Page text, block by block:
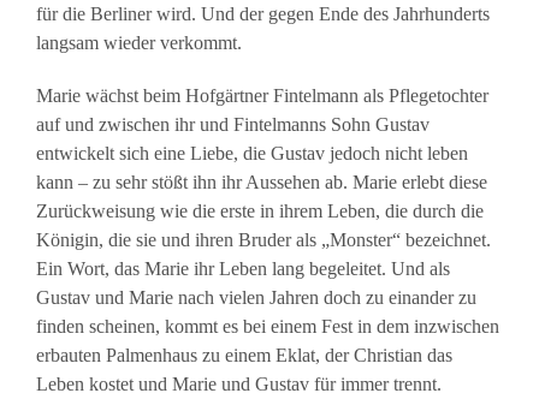
für die Berliner wird. Und der gegen Ende des Jahrhunderts
langsam wieder verkommt.
Marie wächst beim Hofgärtner Fintelmann als Pflegetochter
auf und zwischen ihr und Fintelmanns Sohn Gustav
entwickelt sich eine Liebe, die Gustav jedoch nicht leben
kann – zu sehr stößt ihn ihr Aussehen ab. Marie erlebt diese
Zurückweisung wie die erste in ihrem Leben, die durch die
Königin, die sie und ihren Bruder als „Monster“ bezeichnet.
Ein Wort, das Marie ihr Leben lang begeleitet. Und als
Gustav und Marie nach vielen Jahren doch zu einander zu
finden scheinen, kommt es bei einem Fest in dem inzwischen
erbauten Palmenhaus zu einem Eklat, der Christian das
Leben kostet und Marie und Gustav für immer trennt.